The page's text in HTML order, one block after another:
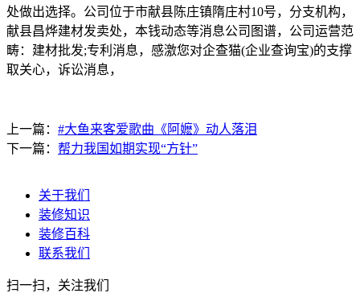
处做出选择。公司位于市献县陈庄镇隋庄村10号，分支机构，
献县昌烨建材发卖处，本钱动态等消息公司图谱，公司运营范
畴：建材批发;专利消息，感激您对企查猫(企业查询宝)的支撑
取关心，诉讼消息，
上一篇： #大鱼来客爱歌曲《阿嬷》动人落泪
下一篇： 帮力我国如期实现“方针”
关于我们
装修知识
装修百科
联系我们
扫一扫，关注我们